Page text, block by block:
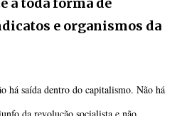
e organismos da
há saída dentro do capitalismo. Não há